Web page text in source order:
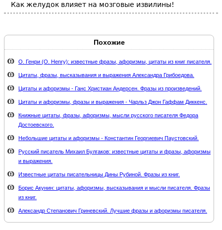
Как желудок влияет на мозговые извилины!
Похожие
О. Генри (O. Henry): известные фразы, афоризмы, цитаты из книг писателя.
Цитаты, фразы, высказывания и выражения Александра Грибоедова.
Цитаты и афоризмы - Ганс Христиан Андерсен. Фразы из произведений.
Цитаты и афоризмы, фразы и выражения - Чарльз Джон Гаффам Диккенс.
Книжные цитаты, фразы, афоризмы, мысли русского писателя Федора
Достоевского.
Небольшие цитаты и афоризмы - Константин Георгиевич Паустовский.
Русский писатель Михаил Булгаков: известные цитаты и фразы, афоризмы
и выражения.
Известные цитаты писательницы Дины Рубиной. Фразы из книг.
Борис Акунин: цитаты, афоризмы, высказывания и мысли писателя. Фразы
из книг.
Александр Степанович Гриневский. Лучшие фразы и афоризмы писателя.